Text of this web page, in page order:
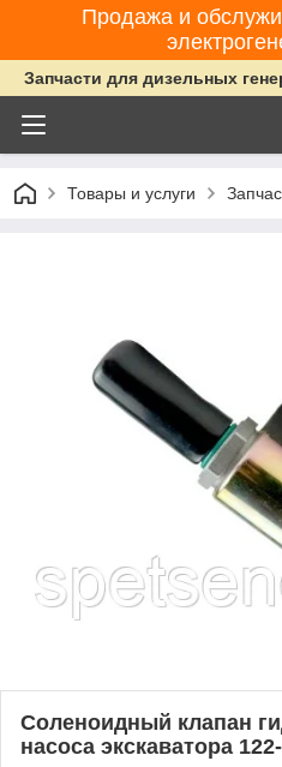
Продажа и
Запчасти для дизельных
Товары и услуги
Соленоидный клапан
насоса экскаватора